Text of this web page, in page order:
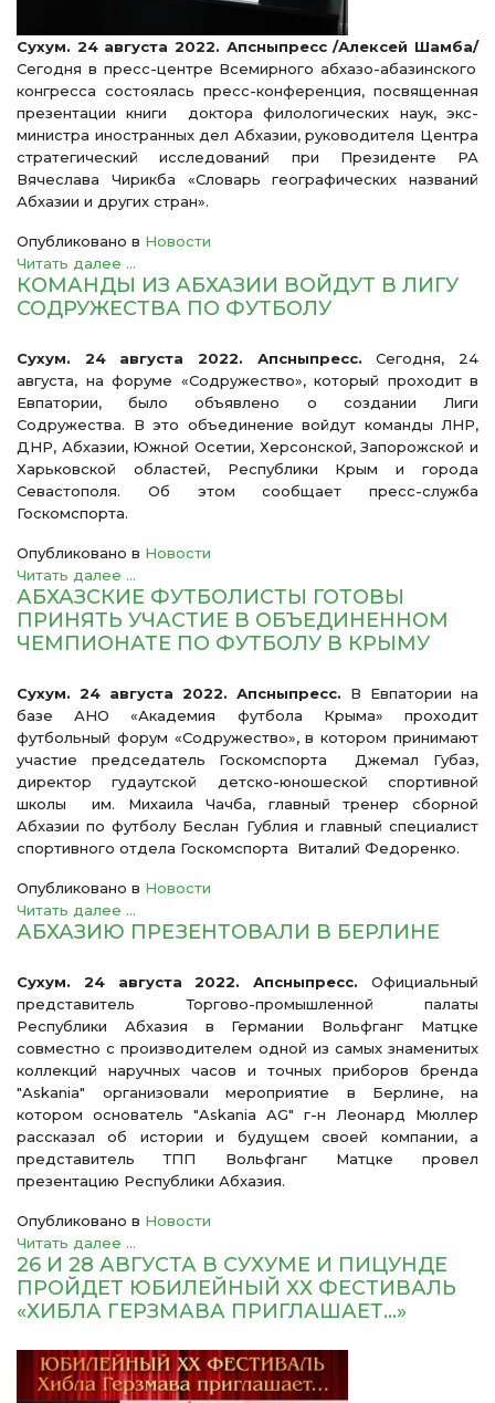
Сухум. 24 августа 2022. Апсныпресс /Алексей Шамба/
Сегодня в пресс-центре Всемирного абхазо-абазинского
конгресса состоялась пресс-конференция, посвященная
презентации книги доктора филологических наук, экс-
министра иностранных дел Абхазии, руководителя Центра
стратегический исследований при Президенте РА
Вячеслава Чирикба «Словарь географических названий
Абхазии и других стран».
Опубликовано в Новости
Читать далее ...
КОМАНДЫ ИЗ АБХАЗИИ ВОЙДУТ В ЛИГУ
СОДРУЖЕСТВА ПО ФУТБОЛУ
Сухум. 24 августа 2022. Апсныпресс.
Сегодня, 24
августа, на форуме «Содружество», который проходит в
Евпатории, было объявлено о создании Лиги
Содружества. В это объединение войдут команды ЛНР,
ДНР, Абхазии, Южной Осетии, Херсонской, Запорожской и
Харьковской областей, Республики Крым и города
Севастополя. Об этом сообщает пресс-служба
Госкомспорта.
Опубликовано в Новости
Читать далее ...
АБХАЗСКИЕ ФУТБОЛИСТЫ ГОТОВЫ
ПРИНЯТЬ УЧАСТИЕ В ОБЪЕДИНЕННОМ
ЧЕМПИОНАТЕ ПО ФУТБОЛУ В КРЫМУ
Сухум. 24 августа 2022. Апсныпресс. В Евпатории на
базе АНО «Академия футбола Крыма» проходит
футбольный форум «Содружество», в котором принимают
участие председатель Госкомспорта Джемал Губаз,
директор гудаутской детско-юношеской спортивной
школы им. Михаила Чачба, главный тренер сборной
Абхазии по футболу Беслан Гублия и главный специалист
спортивного отдела Госкомспорта Виталий Федоренко.
Опубликовано в Новости
Читать далее ...
АБХАЗИЮ ПРЕЗЕНТОВАЛИ В БЕРЛИНЕ
Сухум. 24 августа 2022. Апсныпресс. Официальный
представитель Торгово-промышленной палаты
Республики Абхазия в Германии Вольфганг Матцке
совместно с производителем одной из самых знаменитых
коллекций наручных часов и точных приборов бренда
"Askania" организовали мероприятие в Берлине, на
котором основатель "Askania AG" г-н Леонард Мюллер
рассказал об истории и будущем своей компании, а
представитель ТПП Вольфганг Матцке провел
презентацию Республики Абхазия.
Опубликовано в Новости
Читать далее ...
26 И 28 АВГУСТА В СУХУМЕ И ПИЦУНДЕ
ПРОЙДЕТ ЮБИЛЕЙНЫЙ ХХ ФЕСТИВАЛЬ
«ХИБЛА ГЕРЗМАВА ПРИГЛАШАЕТ…»